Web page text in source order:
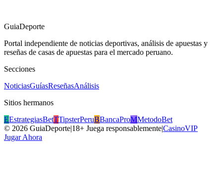
GuiaDeporte
Portal independiente de noticias deportivas, análisis de apuestas y
reseñas de casas de apuestas para el mercado peruano.
Secciones
NoticiasGuíasReseñasAnálisis
Sitios hermanos
EEstrategiasBetTTipsterPeruBBancaProMMetodoBet
© 2026 GuiaDeporte|18+ Juega responsablemente|CasinoVIP
Jugar Ahora